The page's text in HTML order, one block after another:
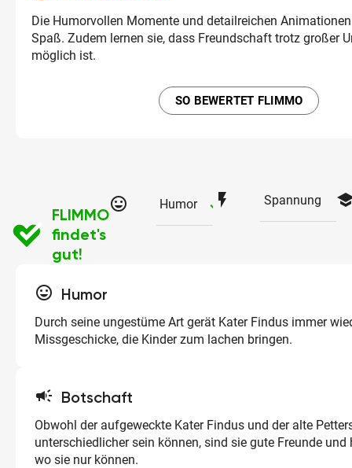
Die Humorvollen Momente und detailreichen
Spaß. Zudem lernen sie, dass Freundschaft trotz großer
möglich ist.
SO BEWERTET FLIMMO
FLIMMO
findet's
gut!
tag_faces Humor checked
flash_on Spannung
tag_faces Humor
Durch seine ungestüme Art gerät Kater Findus immer
Missgeschicke, die Kinder zum lachen bringen.
campaign Botschaft
Obwohl der aufgeweckte Kater Findus und der alte
unterschiedlicher sein können, sind sie gute Freunde und
wo sie nur können.